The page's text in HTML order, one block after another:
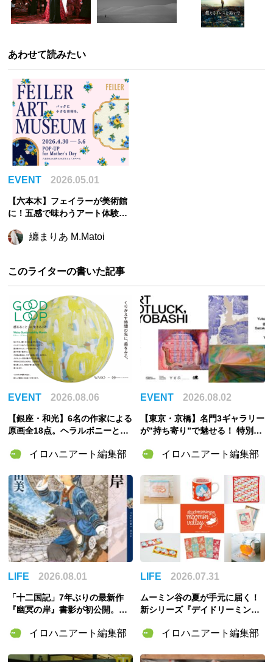
あわせて読みたい
EVENT 2026.05.01
【六本木】フェイラーが美術館
に！五感で味わうアート体験イ
纏まりあ M.Matoi
このライターの書いた記事
EVENT 2026.08.06
【銀座・和光】6名の作家による
原画全18点。ヘラルボニーとの
6」8月6日開催
イロハニアート編集部
EVENT 2026.08.02
【東京・京橋】名門3ギャラリー
が”持ち寄り”で魅せる！ 特別企
SHI」Gallery & Bakery Tokyo
イロハニアート編集部
LIFE 2026.08.01
「十二国記」7年ぶりの最新作
『幽冥の岸』書影が初公開。山
在・琅燦イロハニアート編集部
LIFE 2026.07.31
ムーミン谷の夏が手元に届く！
新シリーズ『デイドリーミング
＆「ムーミンの日」スペシャル
イロハニアート編集部